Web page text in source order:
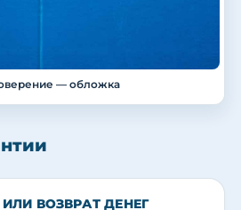
— обложка
ВОЗВРАТ ДЕНЕГ